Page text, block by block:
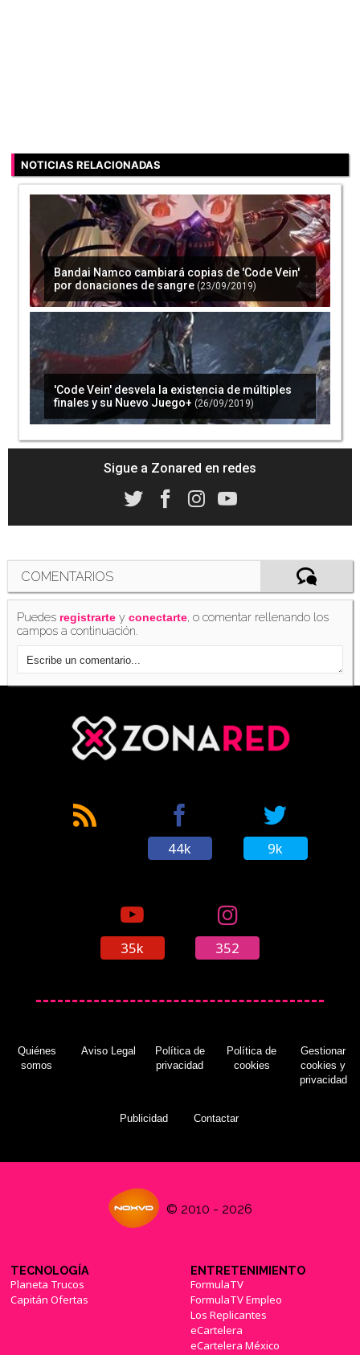
NOTICIAS RELACIONADAS
Bandai Namco cambiará copias de 'Code Vein'
por donaciones de sangre (23/09/2019)
'Code Vein' desvela la existencia de múltiples
finales y su Nuevo Juego+ (26/09/2019)
Sigue a Zonared en redes
COMENTARIOS
Puedes registrarte yconectarte, o comentar rellenando los
campos a continuación.
44k 9k
35k 352
Quiénes
somos
Aviso Legal
Política de
privacidad
Política de
cookies
Gestionar
cookies y
privacidad
Publicidad Contactar
© 2010 - 2026
TECNOLOGÍA
Planeta Trucos
Capitán Ofertas
ENTRETENIMIENTO
FormulaTV
FormulaTV Empleo
Los Replicantes
eCartelera
eCartelera México